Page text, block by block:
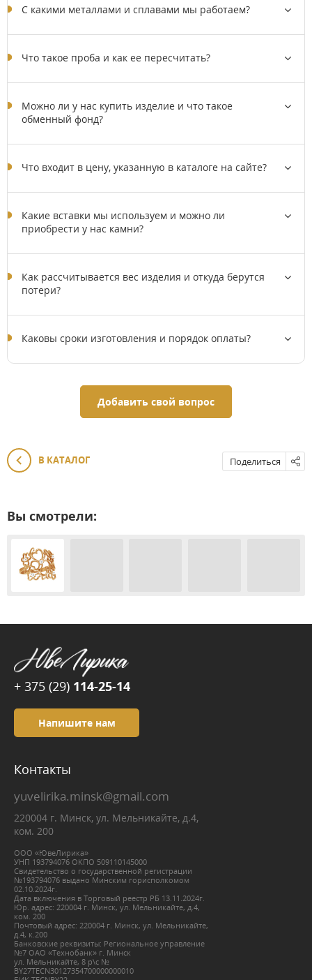
C какими металлами и сплавами мы работаем?
Что такое проба и как ее пересчитать?
Можно ли у нас купить изделие и что такое
обменный фонд?
Что входит в цену, указанную в каталоге на сайте?
Какие вставки мы используем и можно ли
приобрести у нас камни?
Как рассчитывается вес изделия и откуда берутся
потери?
Каковы сроки изготовления и порядок оплаты?
Добавить свой вопрос
В КАТАЛОГ Поделиться
Вы смотрели:
+ 375 (29) 114-25-14
Напишите нам
Контакты
yuvelirika.minsk@gmail.com
220004 г. Минск, ул. Мельникайте, д.4,
ком. 200
ООО «ЮвеЛирика»
УНП 193794076 ОКПО 509110145000
Свидетельство о государственной регистрации
№193794076 выдано Минским горисполкомом
02.10.2024г.
Дата включения в Торговый реестр РБ 13.11.2024г.
Юр. адрес: 220004 г. Минск, ул. Мельникайте, д.4,
ком. 200
Почтовый адрес: 220004 г. Минск, ул. Мельникайте,
д.4, к.200
Банковские реквизиты: Региональное управление
№7 ОАО «Технобанк» г. Минск
ул. Мельникайте, 8 р\с №
BY27ТЕСN30127354700000000010